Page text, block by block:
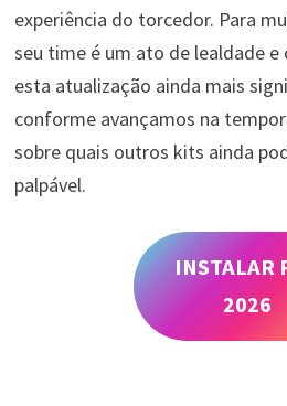
experiência do torcedor. Para
seu time é um ato de lealdade
esta atualização ainda mais
conforme avançamos na
sobre quais outros kits ainda
palpável.
INSTALAR
2026